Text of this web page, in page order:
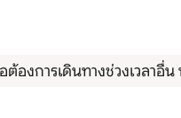
องการเดินทางช่วงเวลา